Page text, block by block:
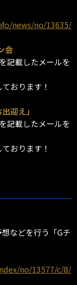
news/no/13635/
会
記載したメールを
おります！
迎え」
記載したメールを
おります！
などを行う「Gチ
no/13577/c/8/